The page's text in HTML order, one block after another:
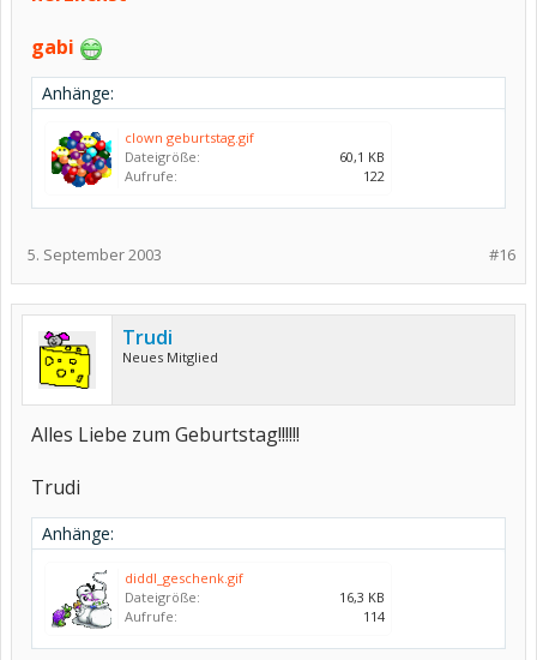
gabi
Anhänge:
clown geburtstag.gif
Dateigröße:
60,1 KB
Aufrufe:
122
#16
5. September 2003
Trudi
Neues Mitglied
Alles Liebe zum Geburtstag!!!!!!
Trudi
Anhänge:
diddl_geschenk.gif
Dateigröße:
16,3 KB
Aufrufe:
114